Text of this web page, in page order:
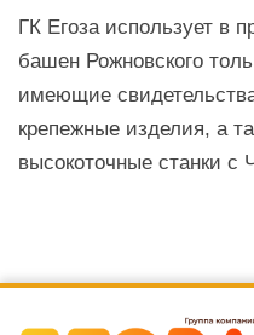
ГК Егоза использует в
башен Рожновского
имеющие
крепежные изделия, а
высокоточные станки с